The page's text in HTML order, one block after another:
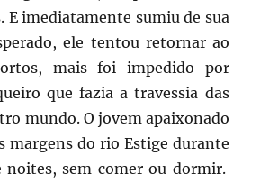
E imediatamente sumiu de sua
ele tentou retornar ao
mais foi impedido por
que fazia a travessia das
mundo. O jovem apaixonado
margens do rio Estige durante
noites, sem comer ou dormir.